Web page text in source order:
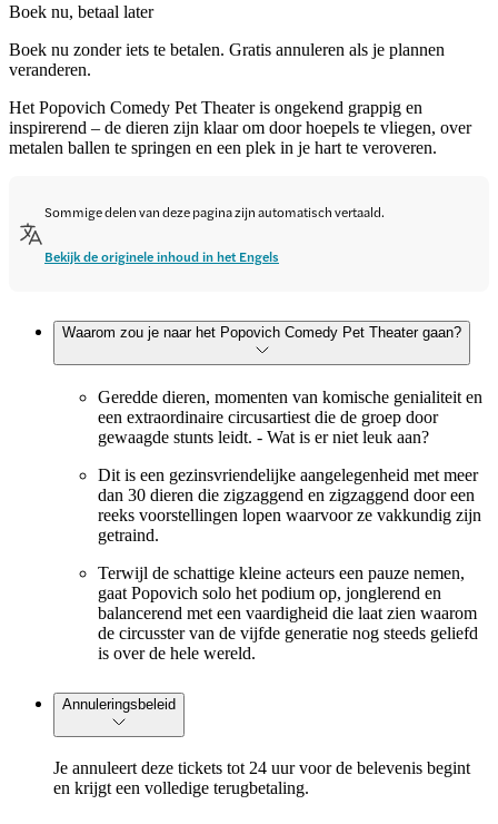
Boek nu, betaal later
Boek nu zonder iets te betalen. Gratis annuleren als je plannen
veranderen.
Het Popovich Comedy Pet Theater is ongekend grappig en
inspirerend – de dieren zijn klaar om door hoepels te vliegen, over
metalen ballen te springen en een plek in je hart te veroveren.
Sommige delen van deze pagina zijn automatisch vertaald.
Bekijk de originele inhoud in het Engels
Waarom zou je naar het Popovich Comedy Pet Theater gaan?
Geredde dieren, momenten van komische genialiteit en
een extraordinaire circusartiest die de groep door
gewaagde stunts leidt. - Wat is er niet leuk aan?
Dit is een gezinsvriendelijke aangelegenheid met meer
dan 30 dieren die zigzaggend en zigzaggend door een
reeks voorstellingen lopen waarvoor ze vakkundig zijn
getraind.
Terwijl de schattige kleine acteurs een pauze nemen,
gaat Popovich solo het podium op, jonglerend en
balancerend met een vaardigheid die laat zien waarom
de circusster van de vijfde generatie nog steeds geliefd
is over de hele wereld.
Annuleringsbeleid
Je annuleert deze tickets tot 24 uur voor de belevenis begint
en krijgt een volledige terugbetaling.